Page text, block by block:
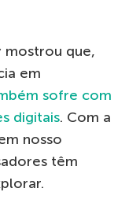
mostrou que,
em
sofre com
digitais. Com a
nosso
têm